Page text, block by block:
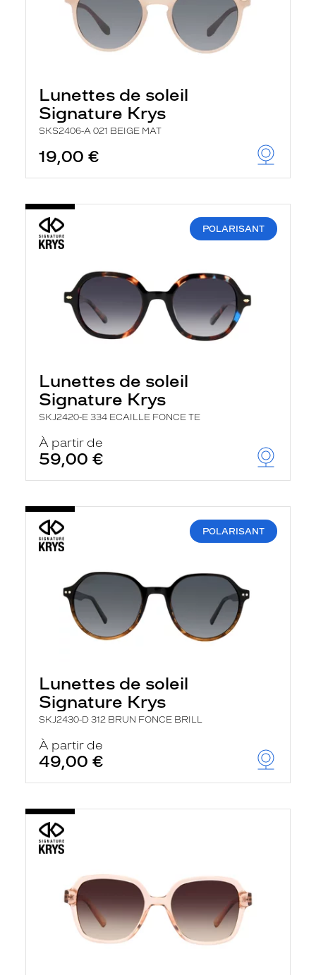
Lunettes de soleil
Signature Krys
SKS2406-A 021 BEIGE MAT
19,00 €
POLARISANT
Lunettes de soleil
Signature Krys
SKJ2420-E 334 ECAILLE FONCE TE
À partir de
59,00 €
POLARISANT
Lunettes de soleil
Signature Krys
SKJ2430-D 312 BRUN FONCE BRILL
À partir de
49,00 €